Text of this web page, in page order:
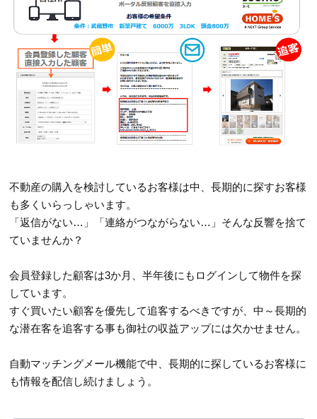
不動産の購入を検討しているお客様は中、長期的に探すお客様
も多くいらっしゃいます。
「返信がない…」「連絡がつながらない…」そんな反響を捨て
ていませんか？
会員登録した顧客は3か月、半年後にもログインして物件を探
しています。
すぐ買いたい顧客を優先して追客するべきですが、中～長期的
な潜在客を追客する事も御社の収益アップには欠かせません。
自動マッチングメール機能で中、長期的に探しているお客様に
も情報を配信し続けましょう。